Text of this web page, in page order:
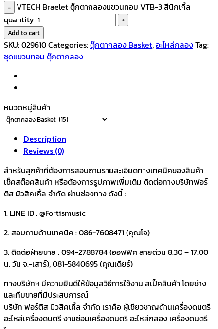
VTECH Braelet ตุ๊กตากลองแขวนทอม VTB-3 สีนิกเกิ้ล
quantity
Add to cart
SKU:029610Categories:ตุ๊กตากลอง Basket,อะไหล่กลองTag:
ชุดแขวนทอม ตุ๊กตากลอง
หมวดหมู่สินค้า
Description
Reviews (0)
สำหรับลูกค้าที่ต้องการสอบถามรายละเอียดทางเทคนิคของสินค้า
เช็คสต๊อคสินค้า หรือต้องการรูปภาพเพิ่มเติม ติดต่อทางบริษัทฟอร์
ติส มิวสิคเคิ้ล จำกัด ผ่านช่องทาง ดังนี้ :
1. LINE ID : @Fortismusic
2. สอบถามด้านเทคนิค : 086-7608471 (คุณโจ)
3. ติดต่อฝ่ายขาย : 094-2788784 (ออฟฟิศ สายด่วน 8.30 – 17.00
น. วัน จ.-เสาร์), 081-5840695 (คุณเดียร์)
ทางบริษัทฯ มีความยินดีให้ข้อมูลวิธีการใช้งาน สเป็คสินค้า โดยช่าง
และทีมขายที่มีประสบการณ์
บริษัท ฟอร์ติส มิวสิคเคิ้ล จำกัด เราคือ ผู้เชียวชาญด้านเครื่องดนตรี
อะไหล่เครื่องดนตรี งานซ่อมเครื่องดนตรี อะไหล่กลอง เครื่องดนตรี